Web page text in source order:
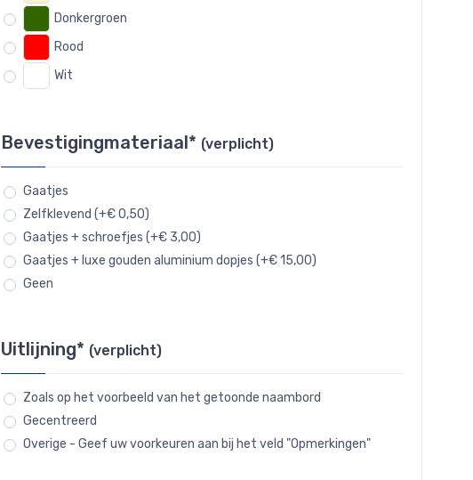
Donkergroen
Rood
Wit
Bevestigingmateriaal* (verplicht)
Gaatjes
Zelfklevend (+€ 0,50)
Gaatjes + schroefjes (+€ 3,00)
Gaatjes + luxe gouden aluminium dopjes (+€ 15,00)
Geen
Uitlijning* (verplicht)
Zoals op het voorbeeld van het getoonde naambord
Gecentreerd
Overige - Geef uw voorkeuren aan bij het veld "Opmerkingen"